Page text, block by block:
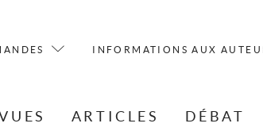
INFORMATIONS AUX
ARTICLES DÉBAT